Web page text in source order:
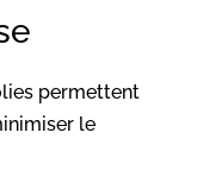
permettent
le